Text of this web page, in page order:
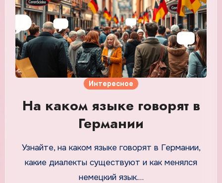
Интересное
На каком языке говорят в
Германии
Узнайте, на каком языке говорят в Германии,
какие диалекты существуют и как менялся
немецкий язык.…